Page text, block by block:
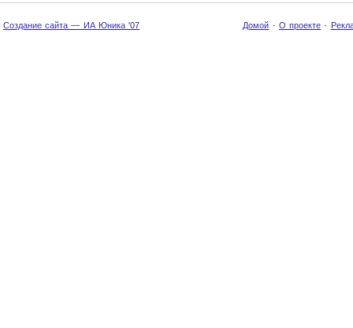
Создание сайта — ИА Юника '07 Домой · О проекте ·